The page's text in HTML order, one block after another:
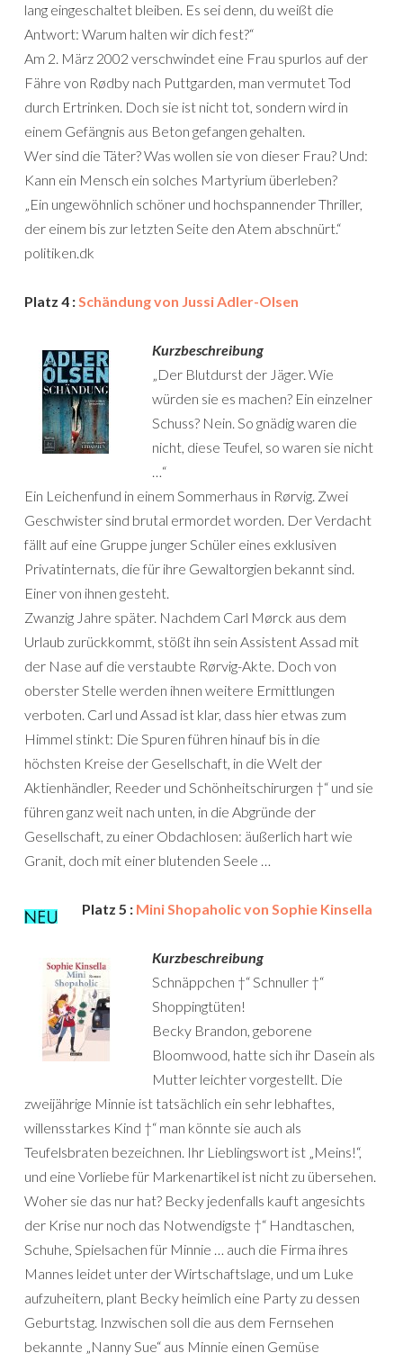
lang eingeschaltet bleiben. Es sei denn, du weißt die
Antwort: Warum halten wir dich fest?“
Am 2. März 2002 verschwindet eine Frau spurlos auf der
Fähre von Rødby nach Puttgarden, man vermutet Tod
durch Ertrinken. Doch sie ist nicht tot, sondern wird in
einem Gefängnis aus Beton gefangen gehalten.
Wer sind die Täter? Was wollen sie von dieser Frau? Und:
Kann ein Mensch ein solches Martyrium überleben?
„Ein ungewöhnlich schöner und hochspannender Thriller,
der einem bis zur letzten Seite den Atem abschnürt.“
politiken.dk
Platz 4 :Schändung von Jussi Adler-Olsen
Kurzbeschreibung
„Der Blutdurst der Jäger. Wie
würden sie es machen? Ein einzelner
Schuss? Nein. So gnädig waren die
nicht, diese Teufel, so waren sie nicht
…“
Ein Leichenfund in einem Sommerhaus in Rørvig. Zwei
Geschwister sind brutal ermordet worden. Der Verdacht
fällt auf eine Gruppe junger Schüler eines exklusiven
Privatinternats, die für ihre Gewaltorgien bekannt sind.
Einer von ihnen gesteht.
Zwanzig Jahre später. Nachdem Carl Mørck aus dem
Urlaub zurückkommt, stößt ihn sein Assistent Assad mit
der Nase auf die verstaubte Rørvig-Akte. Doch von
oberster Stelle werden ihnen weitere Ermittlungen
verboten. Carl und Assad ist klar, dass hier etwas zum
Himmel stinkt: Die Spuren führen hinauf bis in die
höchsten Kreise der Gesellschaft, in die Welt der
Aktienhändler, Reeder und Schönheitschirurgen †“ und sie
führen ganz weit nach unten, in die Abgründe der
Gesellschaft, zu einer Obdachlosen: äußerlich hart wie
Granit, doch mit einer blutenden Seele …
Platz 5 : Mini Shopaholic von Sophie Kinsella
Kurzbeschreibung
Schnäppchen †“ Schnuller †“
Shoppingtüten!
Becky Brandon, geborene
Bloomwood, hatte sich ihr Dasein als
Mutter leichter vorgestellt. Die
zweijährige Minnie ist tatsächlich ein sehr lebhaftes,
willensstarkes Kind †“ man könnte sie auch als
Teufelsbraten bezeichnen. Ihr Lieblingswort ist „Meins!“,
und eine Vorliebe für Markenartikel ist nicht zu übersehen.
Woher sie das nur hat? Becky jedenfalls kauft angesichts
der Krise nur noch das Notwendigste †“ Handtaschen,
Schuhe, Spielsachen für Minnie … auch die Firma ihres
Mannes leidet unter der Wirtschaftslage, und um Luke
aufzuheitern, plant Becky heimlich eine Party zu dessen
Geburtstag. Inzwischen soll die aus dem Fernsehen
bekannte „Nanny Sue“ aus Minnie einen Gemüse